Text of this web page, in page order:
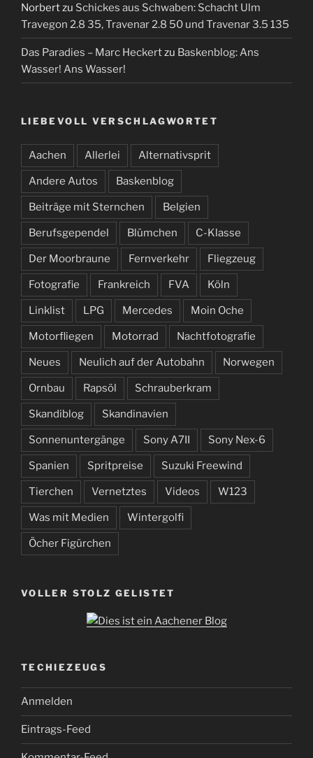
Norbertzu Schickes aus Schwaben: Schacht Ulm
Travegon 2.8 35, Travenar 2.8 50 und Travenar 3.5 135
Das Paradies – Marc Heckertzu Baskenblog: Ans
Wasser! Ans Wasser!
LIEBEVOLL VERSCHLAGWORTET
Aachen Allerlei Alternativsprit
Andere Autos Baskenblog
Beiträge mit Sternchen Belgien
Berufsgependel Blümchen C-Klasse
Der Moorbraune Fernverkehr Fliegzeug
Fotografie Frankreich FVA Köln
Linklist LPG Mercedes Moin Oche
Motorfliegen Motorrad Nachtfotografie
Neues Neulich auf der Autobahn Norwegen
Ornbau Rapsöl Schrauberkram
Skandiblog Skandinavien
Sonnenuntergänge Sony A7II Sony Nex-6
Spanien Spritpreise Suzuki Freewind
Tierchen Vernetztes Videos W123
Was mit Medien Wintergolfi
Öcher Figürchen
VOLLER STOLZ GELISTET
TECHIEZEUGS
Anmelden
Eintrags-Feed